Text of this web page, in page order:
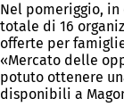
Nel pomeriggio,
totale di 16
offerte per
«Mercato delle
potuto ottenere
disponibili a